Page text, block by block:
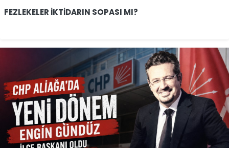
FEZLEKELER İKTİDARIN SOPASI MI?